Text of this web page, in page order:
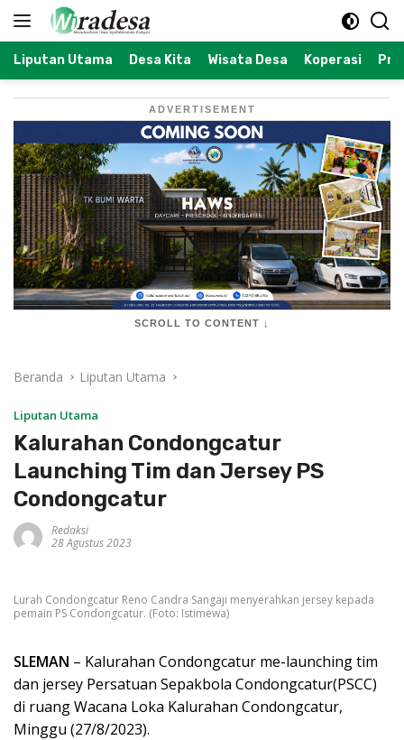
Langsung
Liputan Utama Desa Kita Wisata Desa Koperasi
ADVERTISEMENT
SCROLL TO CONTENT ↓
Beranda Liputan Utama
Liputan Utama
Kalurahan Condongcatur
Launching Tim dan Jersey PS
Condongcatur
Redaksi
28 Agustus 2023
Lurah Condongcatur Reno Candra Sangaji menyerahkan jersey kepada
pemain PS Condongcatur. (Foto: Istimewa)
SLEMAN – Kalurahan Condongcatur me-launching tim
dan jersey Persatuan Sepakbola Condongcatur(PSCC)
di ruang Wacana Loka Kalurahan Condongcatur,
Minggu (27/8/2023).